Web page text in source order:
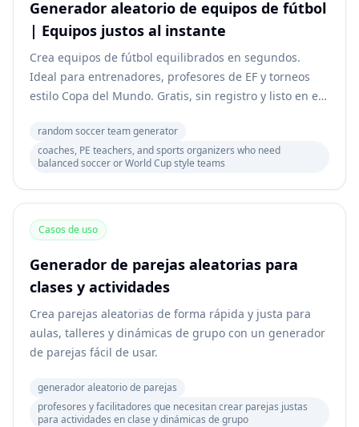
Generador aleatorio de equipos de fútbol
| Equipos justos al instante
Crea equipos de fútbol equilibrados en segundos.
Ideal para entrenadores, profesores de EF y torneos
estilo Copa del Mundo. Gratis, sin registro y listo en el
random soccer team generator
coaches, PE teachers, and sports organizers who need
balanced soccer or World Cup style teams
Casos de uso
Generador de parejas aleatorias para
clases y actividades
Crea parejas aleatorias de forma rápida y justa para
aulas, talleres y dinámicas de grupo con un generador
de parejas fácil de usar.
generador aleatorio de parejas
profesores y facilitadores que necesitan crear parejas justas
para actividades en clase y dinámicas de grupo